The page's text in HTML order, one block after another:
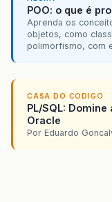
POO: o que é
Aprenda os
objetos, como
polimorfismo, com
CASA DO CODIGO
PL/SQL:
Oracle
Por Eduardo